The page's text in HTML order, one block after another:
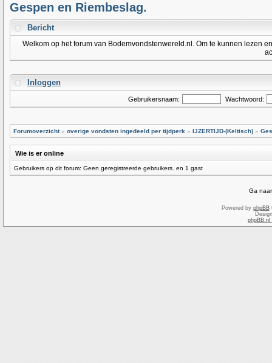
Gespen en Riembeslag.
Bericht
Welkom op het forum van Bodemvondstenwereld.nl. Om te kunnen lezen
Inloggen
Gebruikersnaam: Wachtwoord:
Forumoverzicht» overige vondsten ingedeeld per tijdperk » IJZERTIJD-(Keltisch) »
Wie is er online
Gebruikers op dit forum: Geen geregistreerde gebruikers. en 1 gast
Ga
Powered by phpBB
phpBB.nl